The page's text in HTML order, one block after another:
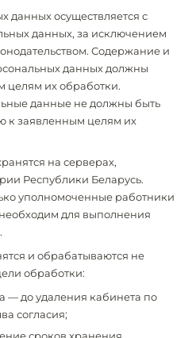
данных осуществляется с
данных, за исключением
Содержание и
данных должны
целям их обработки.
данные не должны быть
к заявленным целям их
на серверах,
Республики Беларусь.
уполномоченные работники
для выполнения
и обрабатываются не
обработки:
— до удаления кабинета по
согласия;